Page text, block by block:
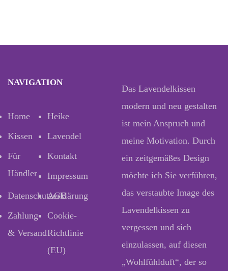
NAVIGATION
Home
Heike
Kissen
Lavendel
Für
Händler
Kontakt
Impressum
Datenschutzerklärung
AGB
Zahlung
& Versand
Cookie-
Richtlinie
(EU)
Das Lavendelkissen
modern und neu gestalten
ist mein Anspruch und
meine Motivation. Durch
ein zeitgemäßes Design
möchte ich Sie verführen,
das verstaubte Image des
Lavendelkissen zu
vergessen und sich
einzulassen, auf diesen
„Wohlfühlduft“, der so